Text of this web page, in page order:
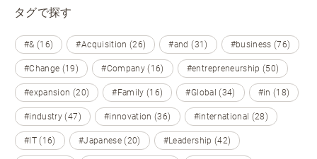
タグで探す
#& (16) #Acquisition (26) #and (31) #business (76)
#Change (19) #Company (16) #entrepreneurship (50)
#expansion (20) #Family (16) #Global (34) #in (18)
#industry (47) #innovation (36) #international (28)
#IT (16) #Japanese (20) #Leadership (42)